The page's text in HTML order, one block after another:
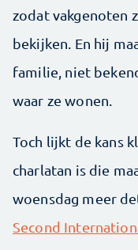
zodat vakgenoten
bekijken. En hij
familie, niet
waar ze wonen.
Toch lijkt de kans
charlatan is die
woensdag meer
Second